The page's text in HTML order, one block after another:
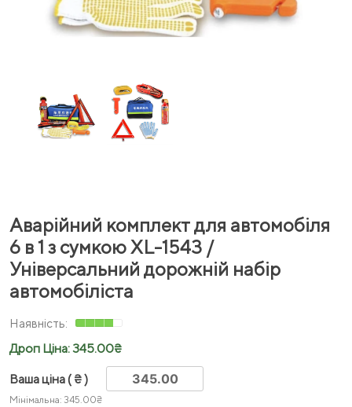
Аварійний комплект для автомобіля
6 в 1 з сумкою XL-1543 /
Універсальний дорожній набір
автомобіліста
Дроп Ціна: 345.00₴
Ваша ціна( ₴ )
Мінімальна: 345.00₴